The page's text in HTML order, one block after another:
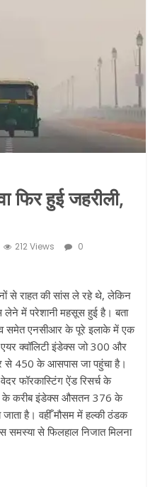
को ग्रीन जोन में
मंत्रालय
गृह मंत्रालय
फिर हुई जहरीली,
212 Views
0
से राहत की सांस ले रहे थे, लेकिन
में परेशानी महसूस हुई है। बता
समेत एनसीआर के पूरे इलाके में एक
एयर क्वॉलिटी इंडेक्स जो 300 और
से 450 के आसपास जा पहुंचा है।
फॉरकास्टिंग ऐंड रिसर्च के
के करीब इंडेक्स औसतन 376 के
जाता है। वहीँ मौसम में हल्की ठंडक
से फिलहाल निजात मिलना